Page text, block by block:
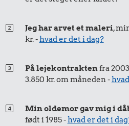
i 2005
Jeg har arvet et maleri,
kr. -hvad er det i dag?
På lejekontraktenfra
3.850 kr. om måneden -
Min oldemor gav mig i
født i 1985 -hvad er det i